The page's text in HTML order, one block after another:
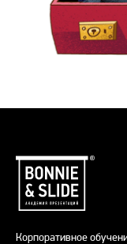
Корпоративное